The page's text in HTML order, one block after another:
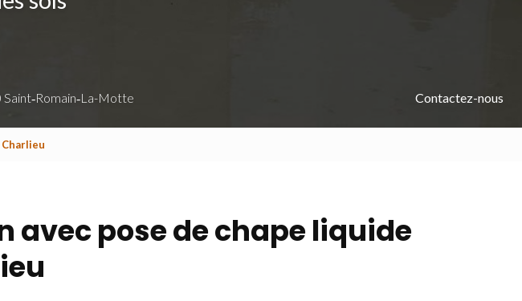
Motte Contactez-nous
avec pose de chape liquide